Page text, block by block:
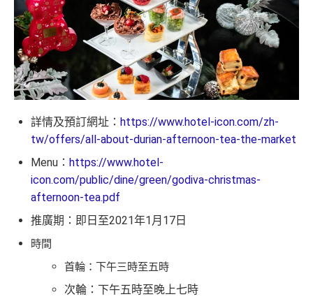
詳情及預訂網址： https://www.hotel-icon.com/zh-
tw/offers/all-about-durian-afternoon-tea-the-market
Menu： https://www.hotel-
icon.com/public/dine/green/godiva-christmas-
afternoon-tea.pdf
推廣期：即日至2021年1月17日
時間
首輪：下午三時至五時
次輪：下午五時至晚上七時